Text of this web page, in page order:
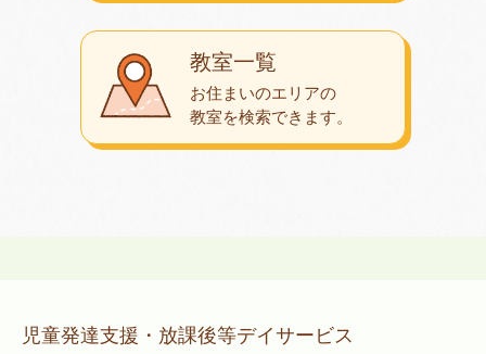
教室一覧
お住まいのエリアの
教室を検索できます。
児童発達支援・放課後等デイサービス